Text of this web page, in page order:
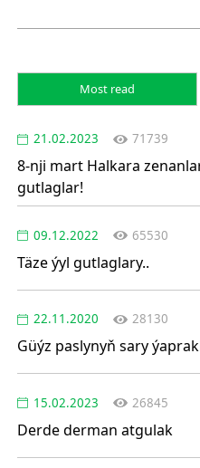
Most read
21.02.2023 71739
8-nji mart Halkara
gutlaglar!
09.12.2022 65530
Täze ýyl gutlaglary..
22.11.2020 28130
Güýz paslynyň sary
15.02.2023 26845
Derde derman atgulak